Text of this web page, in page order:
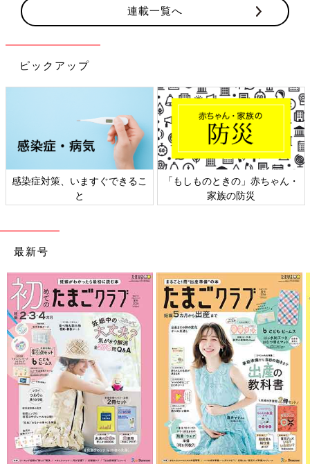
連載一覧へ
ピックアップ
感染症対策、いますぐできるこ
と
「もしものときの」赤ちゃん・
家族の防災
最新号